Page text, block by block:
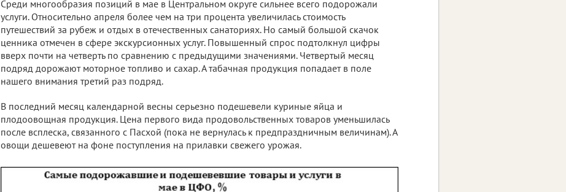
Среди многообразия позиций в мае в Центральном округе сильнее всего подорожали
услуги. Относительно апреля более чем на три процента увеличилась стоимость
путешествий за рубеж и отдых в отечественных санаториях. Но самый большой скачок
ценника отмечен в сфере экскурсионных услуг. Повышенный спрос подтолкнул цифры
вверх почти на четверть по сравнению с предыдущими значениями. Четвертый месяц
подряд дорожают моторное топливо и сахар. А табачная продукция попадает в поле
нашего внимания третий раз подряд.
В последний месяц календарной весны серьезно подешевели куриные яйца и
плодоовощная продукция. Цена первого вида продовольственных товаров уменьшилась
после всплеска, связанного с Пасхой (пока не вернулась к предпраздничным величинам). А
овощи дешевеют на фоне поступления на прилавки свежего урожая.